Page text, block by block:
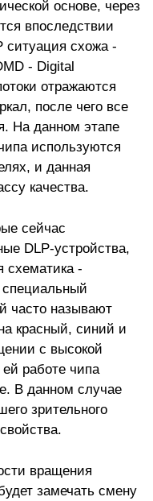
основе, через
впоследствии
ситуация схожа -
- Digital
отражаются
после чего все
На данном этапе
используются
и данная
качества.
сейчас
DLP-устройства,
схематика -
специальный
часто называют
красный, синий и
с высокой
работе чипа
В данном случае
зрительного
вращения
замечать смену